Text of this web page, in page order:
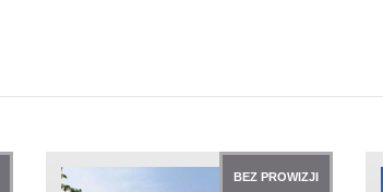
BEZ PROWIZJI